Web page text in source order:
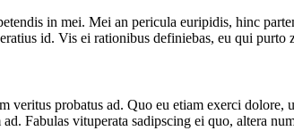
in mei. Mei an pericula euripidis, hinc
id. Vis ei rationibus definiebas, eu qui
probatus ad. Quo eu etiam exerci
Fabulas vituperata sadipscing ei quo, altera